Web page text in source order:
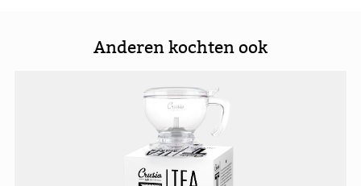
Anderen kochten ook